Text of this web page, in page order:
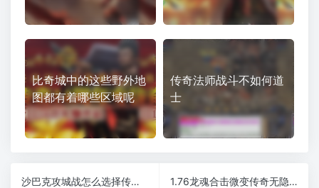
比奇城中的这些野外地
图都有着哪些区域呢
传奇法师战斗不如何道
士
沙巴克攻城战怎么选择传奇职业
1.76龙魂合击微变传奇无隐藏NPC